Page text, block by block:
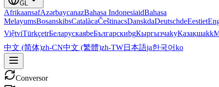
GL
AfrikaansafAzərbaycanazBahasa IndonesiaidBahasa
MelayumsBosanskibsCatalàcaČeštinacsDanskdaDeutschdeEestiet
ViệtviTürkçetrБеларускаяbeБългарскиbgКыргызчаkyҚазақшаkk
中文 (简体)zh-CN中文 (繁體)zh-TW日本語ja한국어ko
Conversor